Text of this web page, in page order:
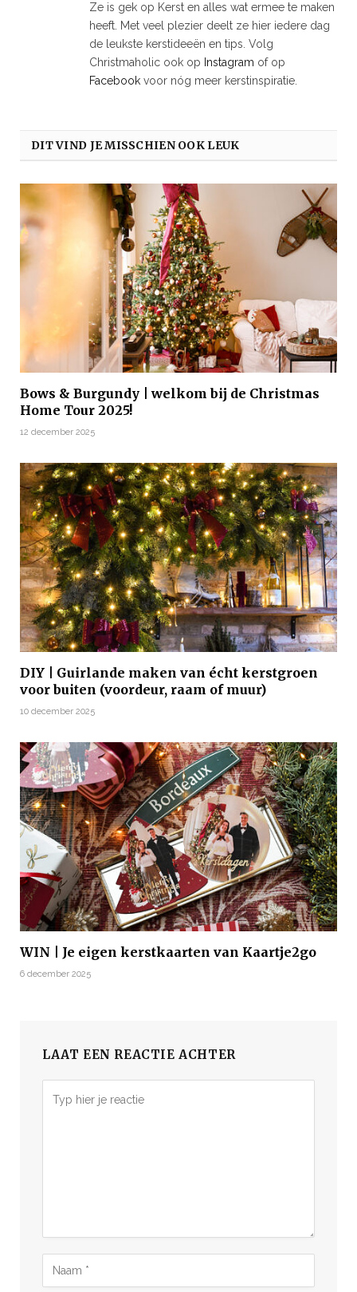
Ze is gek op Kerst en alles wat ermee te maken
heeft. Met veel plezier deelt ze hier iedere dag
de leukste kerstideeën en tips. Volg
Christmaholic ook op Instagram of op
Facebook voor nóg meer kerstinspiratie.
DIT VIND JE MISSCHIEN OOK LEUK
Bows & Burgundy | welkom bij de Christmas
Home Tour 2025!
12 december 2025
DIY | Guirlande maken van écht kerstgroen
voor buiten (voordeur, raam of muur)
10 december 2025
WIN | Je eigen kerstkaarten van Kaartje2go
6 december 2025
LAAT EEN REACTIE ACHTER